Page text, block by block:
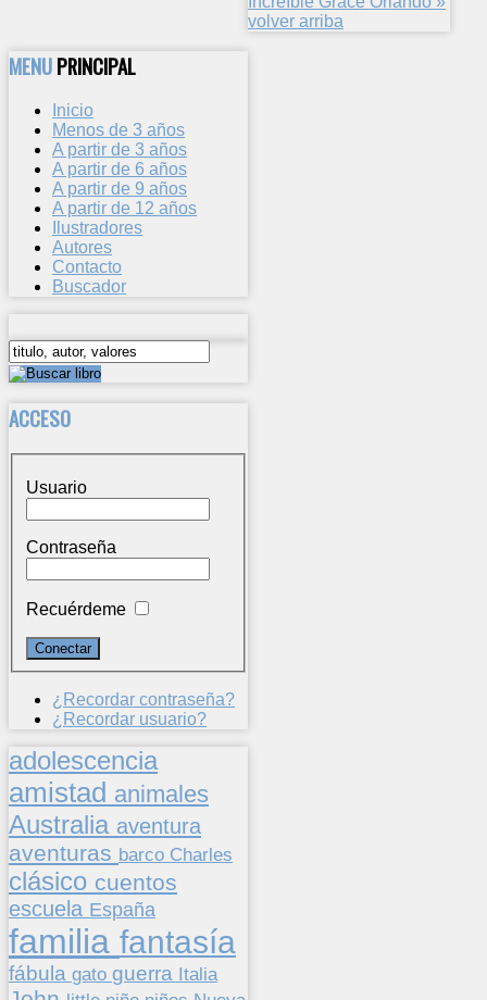
volver arriba
MENUPRINCIPAL
Inicio
Menos de 3 años
A partir de 3 años
A partir de 6 años
A partir de 9 años
A partir de 12 años
Ilustradores
Autores
Contacto
Buscador
ACCESO
Usuario
Contraseña
Recuérdeme
¿Recordar contraseña?
¿Recordar usuario?
adolescencia
amistad animales
Australia aventura
aventuras barco Charles
clásico cuentos
escuela España
familia fantasía
fábula gato guerra Italia